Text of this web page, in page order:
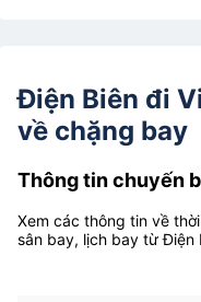
Điện Biên đi
về chặng bay
Thông tin chuyến
Xem các thông tin về
sân bay, lịch bay từ Điện